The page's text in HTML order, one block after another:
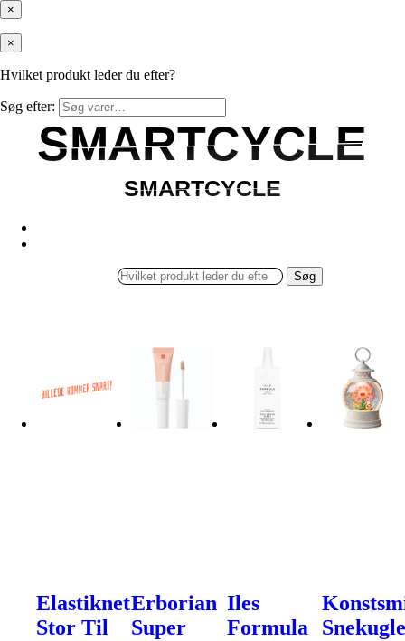
×
×
Hvilket produkt leder du efter?
Søg efter:
SMARTCYCLE
SMARTCYCLE
SMARTCYCLE
SMARTCYCLE
Søg
Elastiknet
Stor Til
Erborian
Super
Iles
Formula